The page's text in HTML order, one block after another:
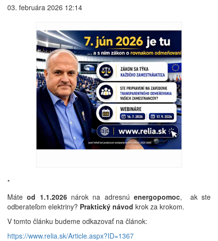
03. februára 2026 12:14
*
Máteod 1.1.2026nárok na adresnúenergopomoc, ak ste
odberateľom elektriny? Praktický návod krok za krokom.
V tomto článku budeme odkazovať na článok:
https://www.relia.sk/Article.aspx?ID=1367